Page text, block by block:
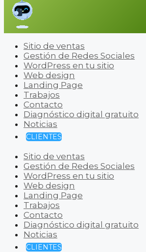
Sitio de ventas
Gestión de Redes Sociales
WordPress en tu sitio
Web design
Landing Page
Trabajos
Contacto
Diagnóstico digital gratuito
Noticias
CLIENTES
Sitio de ventas
Gestión de Redes Sociales
WordPress en tu sitio
Web design
Landing Page
Trabajos
Contacto
Diagnóstico digital gratuito
Noticias
CLIENTES